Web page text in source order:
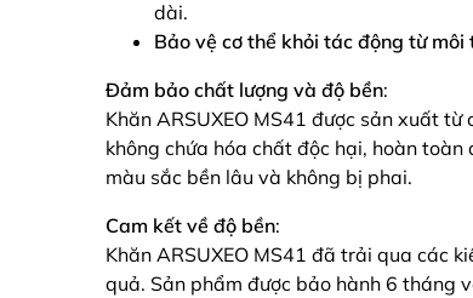
dài.
Bảo vệ cơ thể khỏi tác động từ môi
Đảm bảo chất lượng và độ bền:
Khăn ARSUXEO MS41 được sản xuất
không chứa hóa chất độc hại, hoàn
màu sắc bền lâu và không bị phai.
Cam kết về độ bền:
Khăn ARSUXEO MS41 đã trải qua các
quả. Sản phẩm được bảo hành 6 tháng